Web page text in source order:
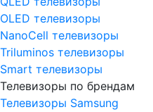
OLED телевизоры
NanoCell телевизоры
Triluminos телевизоры
Smart телевизоры
Телевизоры по брендам
Телевизоры Samsung